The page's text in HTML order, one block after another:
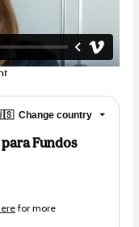
Change country
Fundos
for more